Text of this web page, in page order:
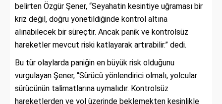
belirten Özgür Şener, “Seyahatin kesintiye uğraması bir
kriz değil, doğru yönetildiğinde kontrol altına
alınabilecek bir süreçtir. Ancak panik ve kontrolsüz
hareketler mevcut riski katlayarak artırabilir.” dedi.
Bu tür olaylarda paniğin en büyük risk olduğunu
vurgulayan Şener, “Sürücü yönlendirici olmalı, yolcular
sürücünün talimatlarına uymalıdır. Kontrolsüz
hareketlerden ve yol üzerinde beklemekten kesinlikle